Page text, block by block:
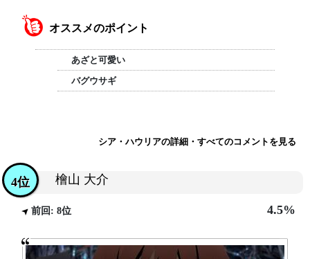
オススメのポイント
あざと可愛い
バグウサギ
シア・ハウリアの詳細・すべてのコメントを見る
檜山 大介
4位
前回: 8位 4.5%